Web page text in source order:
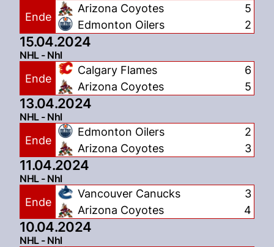
Ende
Arizona Coyotes
Edmonton Oilers
5
2
15.04.2024
NHL - Nhl
Ende
Calgary Flames
Arizona Coyotes
6
5
13.04.2024
NHL - Nhl
Ende
Edmonton Oilers
Arizona Coyotes
2
3
11.04.2024
NHL - Nhl
Ende
Vancouver Canucks
Arizona Coyotes
3
4
10.04.2024
NHL - Nhl